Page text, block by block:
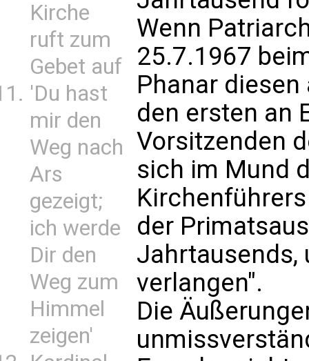
Kirche
ruft zum
Gebet auf
'Du hast
mir den
Weg nach
Ars
gezeigt;
ich werde
Dir den
Weg zum
Himmel
zeigen'
Wenn
25.7.1967
Phanar
den ersten an
Vorsitzenden
sich im Mund
der
Jahrtausends,
verlangen".
Die